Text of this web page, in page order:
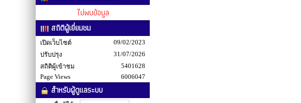
ไม่พบข้อมูล
สถิติผู้เยี่ยมชม
เปิดเว็บไซต์
09/02/2023
ปรับปรุง
31/07/2026
สถิติผู้เข้าชม
5401628
Page Views
6006047
สำหรับผู้ดูแลระบบ